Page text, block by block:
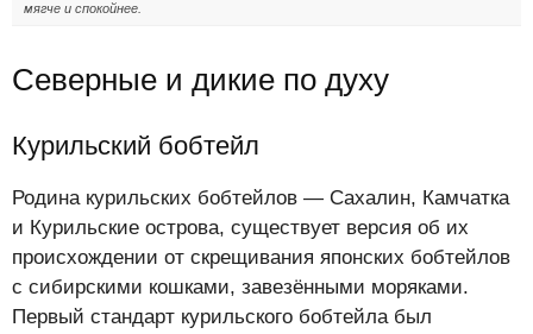
мягче и спокойнее.
Северные и дикие по духу
Курильский бобтейл
Родина курильских бобтейлов — Сахалин, Камчатка
и Курильские острова, существует версия об их
происхождении от скрещивания японских бобтейлов
с сибирскими кошками, завезёнными моряками.
Первый стандарт курильского бобтейла был